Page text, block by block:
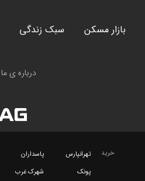
بازار مسکن سبک زندگی
درباره ی ما
خرید تهرانپارس
پاسداران
پونک
شهرک غرب